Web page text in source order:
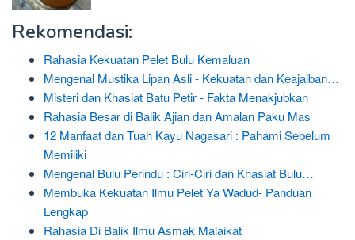
Rekomendasi:
Rahasia Kekuatan Pelet Bulu Kemaluan
Mengenal Mustika Lipan Asli - Kekuatan dan Keajaiban…
Misteri dan Khasiat Batu Petir - Fakta Menakjubkan
Rahasia Besar di Balik Ajian dan Amalan Paku Mas
12 Manfaat dan Tuah Kayu Nagasari : Pahami Sebelum
Memiliki
Mengenal Bulu Perindu : Ciri-Ciri dan Khasiat Bulu…
Membuka Kekuatan Ilmu Pelet Ya Wadud- Panduan
Lengkap
Rahasia Di Balik Ilmu Asmak Malaikat